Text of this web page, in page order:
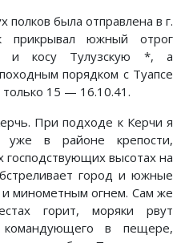
полков была отправлена в г.
прикрывал южный отрог
и косу Тулузскую *, а
порядком с Туапсе
15 — 16.10.41.
При подходе к Керчи я
в районе крепости,
господствующих высотах на
город и южные
и минометным огнем. Сам же
горит, моряки рвут
в пещере,